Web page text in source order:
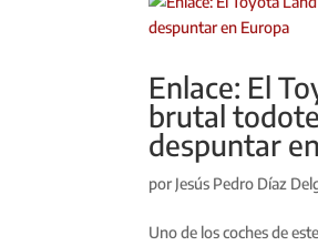
Enlace: El
brutal
despuntar
por Jesús Pedro Díaz
Uno de los coches de